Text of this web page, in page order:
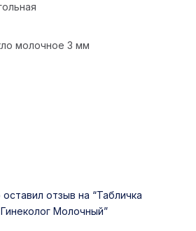
молочное 3 мм
отзыв на “Табличка
Молочный”